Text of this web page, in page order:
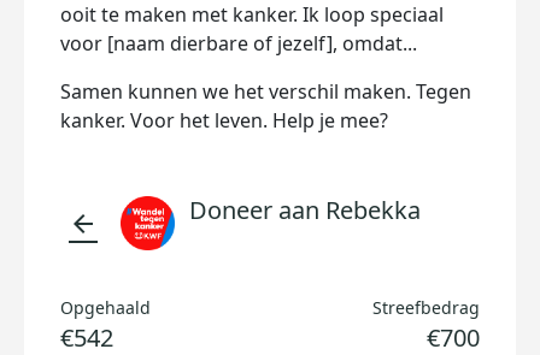
ooit te maken met kanker. Ik loop speciaal
voor [naam dierbare of jezelf], omdat...
Samen kunnen we het verschil maken. Tegen
kanker. Voor het leven. Help je mee?
arrow_back Doneer aan Rebekka
Opgehaald
€542
Streefbedrag
€700